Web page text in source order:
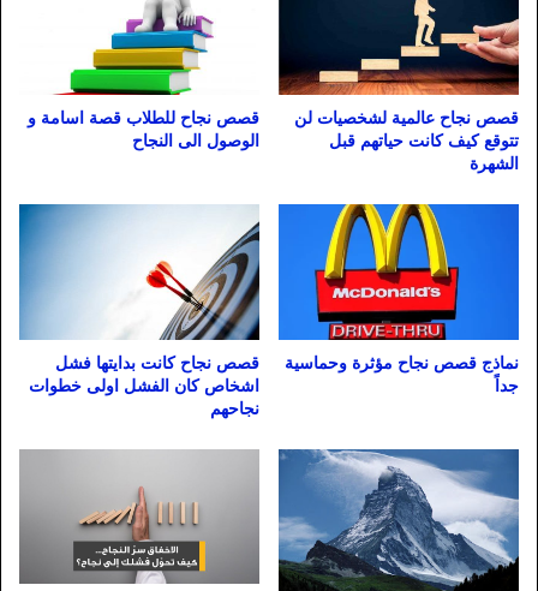
قصص نجاح عالمية لشخصيات لن
تتوقع كيف كانت حياتهم قبل
الشهرة
قصص نجاح للطلاب قصة اسامة و
الوصول الى النجاح
نماذج قصص نجاح مؤثرة وحماسية
جداً
قصص نجاح كانت بدايتها فشل
اشخاص كان الفشل اولى خطوات
نجاحهم